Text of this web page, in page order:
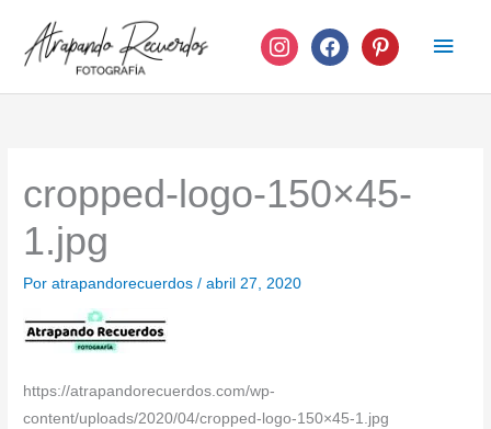
contenido
instagramfacebook pinterest
cropped-logo-150×45-
1.jpg
Poratrapandorecuerdos/abril 27, 2020
https://atrapandorecuerdos.com/wp-
content/uploads/2020/04/cropped-logo-150×45-1.jpg